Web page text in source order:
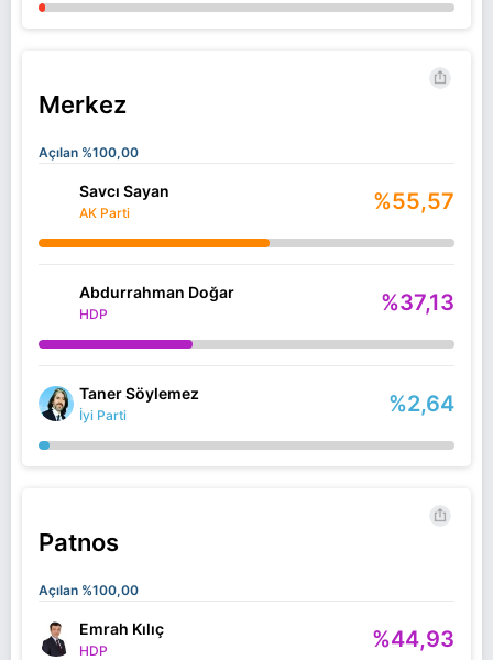
Merkez
Açılan %100,00
Savcı Sayan
AK Parti %55,57
Abdurrahman Doğar
HDP %37,13
Taner Söylemez
İyi Parti %2,64
Patnos
Açılan %100,00
Emrah Kılıç
HDP %44,93